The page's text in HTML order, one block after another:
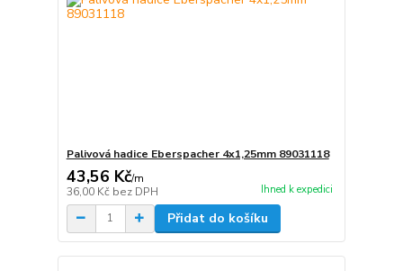
Palivová hadice Eberspacher 4x1,25mm 89031118
43,56 Kč/m
36,00 Kč bez DPH Ihned k expedici
Přidat do košíku